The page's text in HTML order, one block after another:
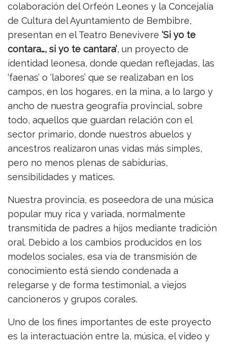
colaboración del Orfeón Leones y la Concejalía
de Cultura del Ayuntamiento de Bembibre,
presentan en el Teatro Benevivere ‘Si yo te
contara…, si yo te cantara’, un proyecto de
identidad leonesa, donde quedan reflejadas, las
‘faenas’ o ‘labores’ que se realizaban en los
campos, en los hogares, en la mina, a lo largo y
ancho de nuestra geografía provincial, sobre
todo, aquellos que guardan relación con el
sector primario, donde nuestros abuelos y
ancestros realizaron unas vidas más simples,
pero no menos plenas de sabidurías,
sensibilidades y matices.
Nuestra provincia, es poseedora de una música
popular muy rica y variada, normalmente
transmitida de padres a hijos mediante tradición
oral. Debido a los cambios producidos en los
modelos sociales, esa vía de transmisión de
conocimiento está siendo condenada a
relegarse y de forma testimonial, a viejos
cancioneros y grupos corales.
Uno de los fines importantes de este proyecto
es la interactuación entre la, música, el video y